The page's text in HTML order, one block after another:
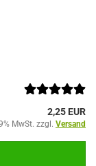
2,25 EUR
MwSt. zzgl. Versand